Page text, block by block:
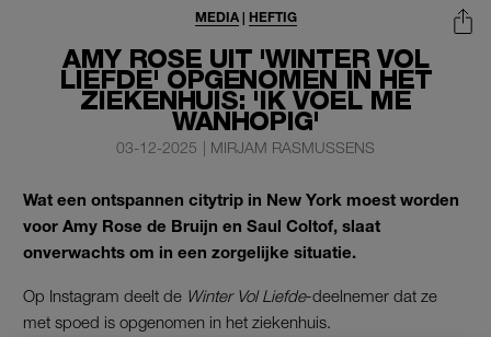
AMY ROSE UIT 'WINTER VOL
LIEFDE' OPGENOMEN IN HET
ZIEKENHUIS: 'IK VOEL ME
WANHOPIG'
MEDIA| HEFTIG
03-12-2025 | MIRJAM RASMUSSENS
Wat een ontspannen citytrip in New York moest worden
voor Amy Rose de Bruijn en Saul Coltof, slaat
onverwachts om in een zorgelijke situatie.
Op Instagram deelt de Winter Vol Liefde-deelnemer dat ze
met spoed is opgenomen in het ziekenhuis.